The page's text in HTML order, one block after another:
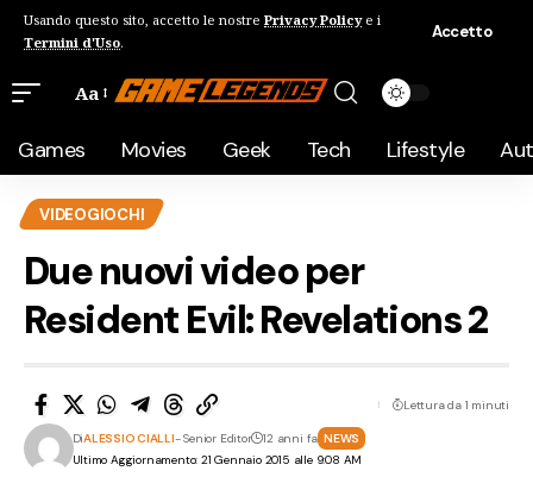
Usando questo sito, accetto le nostre Privacy Policye i
Termini d'Uso.
Accetto
Aa
Games Movies Geek Tech Lifestyle
VIDEOGIOCHI
Due nuovi video per
Resident Evil: Revelations 2
Ultimo Aggiornamento: 21 Gennaio 2015 alle 9:08 AM
DiALESSIO CIALLI- Senior Editor 12 anni fa NEWS
Lettura da 1 minuti